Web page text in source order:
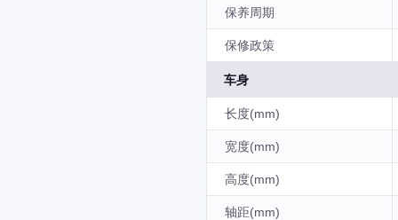
保养周期
保修政策
车身
长度(mm)
宽度(mm)
高度(mm)
轴距(mm)